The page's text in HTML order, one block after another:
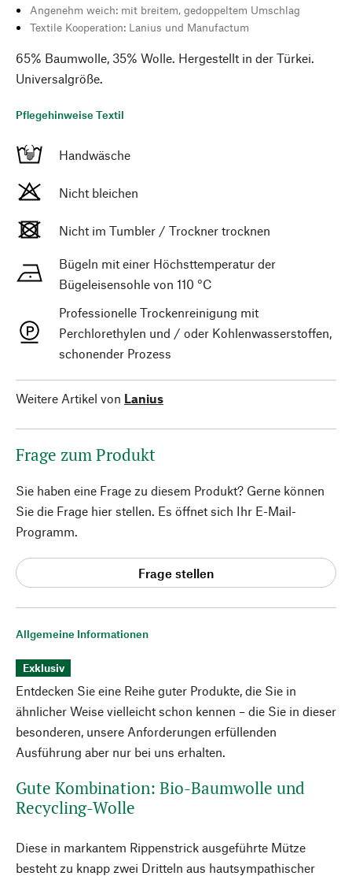
Allgemeine Informationen
Exklusiv
Entdecken Sie eine Reihe guter Produkte, die Sie in
ähnlicher Weise vielleicht schon kennen – die Sie in dieser
besonderen, unsere Anforderungen erfüllenden
Ausführung aber nur bei uns erhalten.
Gute Kombination: Bio-Baumwolle und
Recycling-Wolle
Diese in markantem Rippenstrick ausgeführte Mütze
besteht zu knapp zwei Dritteln aus hautsympathischer
Angenehm weich: mit breitem, gedoppeltem Umschlag
Textile Kooperation: Lanius und Manufactum
65% Baumwolle, 35% Wolle. Hergestellt in der Türkei.
Universalgröße.
Pflegehinweise Textil
Handwäsche
Nicht bleichen
Nicht im Tumbler / Trockner trocknen
Bügeln mit einer Höchsttemperatur der
Bügeleisensohle von 110 °C
Professionelle Trockenreinigung mit
Perchlorethylen und / oder Kohlenwasserstoffen,
schonender Prozess
Weitere Artikel von Lanius
Frage zum Produkt
Sie haben eine Frage zu diesem Produkt? Gerne können
Sie die Frage hier stellen. Es öffnet sich Ihr E-Mail-
Programm.
Frage stellen